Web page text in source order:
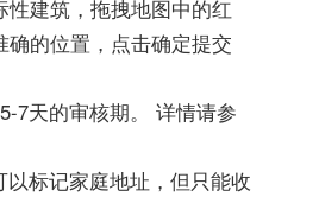
建筑，拖拽地图中的红
确的位置，点击确定提交
7天的审核期。 详情请参
以标记家庭地址，但只能收